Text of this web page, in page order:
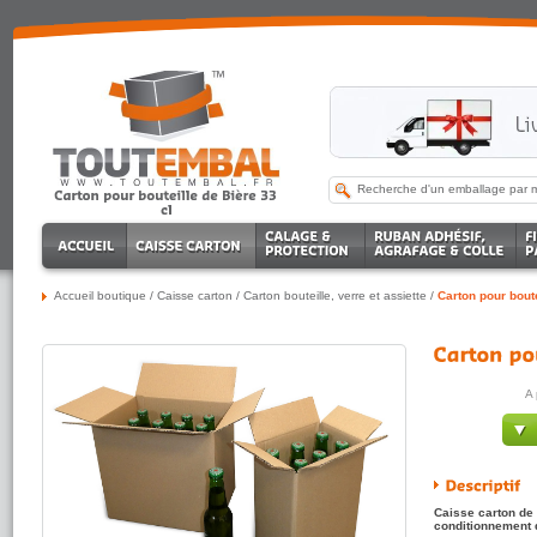
Accueil boutique / Caisse carton / Carton bouteille, verre et assiette / Carton pour
A
Caisse carton
conditionnement